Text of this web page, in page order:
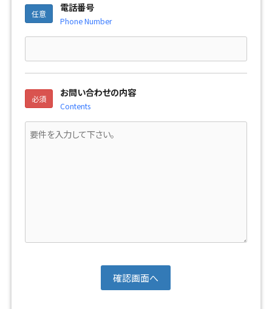
任意 電話番号
Phone Number
必須 お問い合わせの内容
Contents